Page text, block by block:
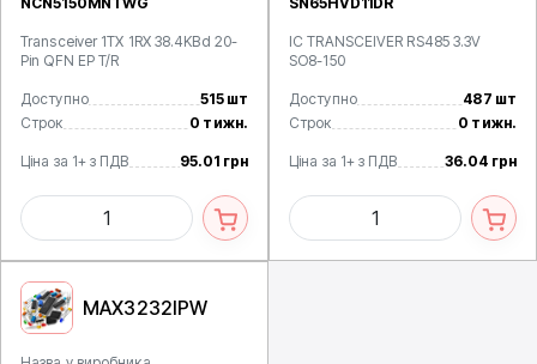
Transceiver 1TX 1RX 38.4KBd 20-
Pin QFN EP T/R
Доступно
515 шт
Строк
0 тижн.
Ціна за 1+ з ПДВ 95.01 грн
IC TRANSCEIVER RS485 3.3V
SO8-150
Доступно
487 шт
Строк
0 тижн.
Ціна за 1+ з ПДВ 36.04 грн
MAX3232IPW